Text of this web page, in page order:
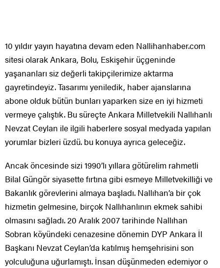
10 yıldır yayın hayatına devam eden Nallihanhaber.com
sitesi olarak Ankara, Bolu, Eskişehir üçgeninde
yaşananları siz değerli takipçilerimize aktarma
gayretindeyiz. Tasarımı yeniledik, haber ajanslarına
abone olduk bütün bunları yaparken size en iyi hizmeti
vermeye çalıştık. Bu süreçte Ankara Milletvekili Nallıhanlı
Nevzat Ceylan ile ilgili haberlere sosyal medyada yapılan
yorumlar bizleri üzdü. bu konuya ayrıca geleceğiz.
Ancak öncesinde sizi 1990’lı yıllara götürelim rahmetli
Bilal Güngör siyasette fırtına gibi esmeye Milletvekilliği ve
Bakanlık görevlerini almaya başladı. Nallıhan’a bir çok
hizmetin gelmesine, birçok Nallıhanlının ekmek sahibi
olmasını sağladı. 20 Aralık 2007 tarihinde Nallıhan
Sobran köyündeki cenazesine dönemin DYP Ankara İl
Başkanı Nevzat Ceylan’da katılmış hemşehrisini son
yolculuğuna uğurlamıştı. İnsan düşünmeden edemiyor o